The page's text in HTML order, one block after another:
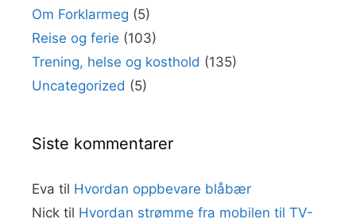
Om Forklarmeg (5)
Reise og ferie (103)
Trening, helse og kosthold (135)
Uncategorized (5)
Siste kommentarer
Eva til Hvordan oppbevare blåbær
Nick til Hvordan strømme fra mobilen til TV-